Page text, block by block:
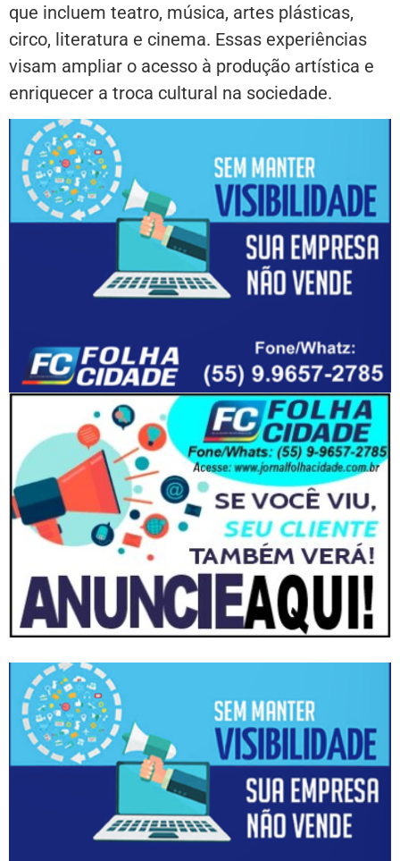
que incluem teatro, música, artes plásticas,
circo, literatura e cinema. Essas experiências
visam ampliar o acesso à produção artística e
enriquecer a troca cultural na sociedade.